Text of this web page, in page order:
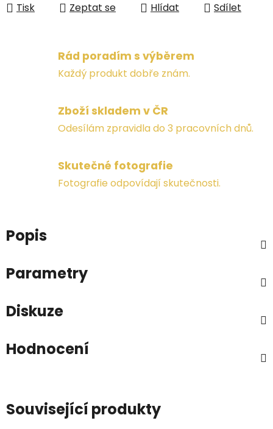
Tisk Zeptat se Hlídat Sdílet
Rád poradím s výběrem
Každý produkt dobře znám.
Zboží skladem v ČR
Odesílám zpravidla do 3 pracovních dnů.
Skutečné fotografie
Fotografie odpovídají skutečnosti.
Popis
Parametry
Diskuze
Hodnocení
Související produkty